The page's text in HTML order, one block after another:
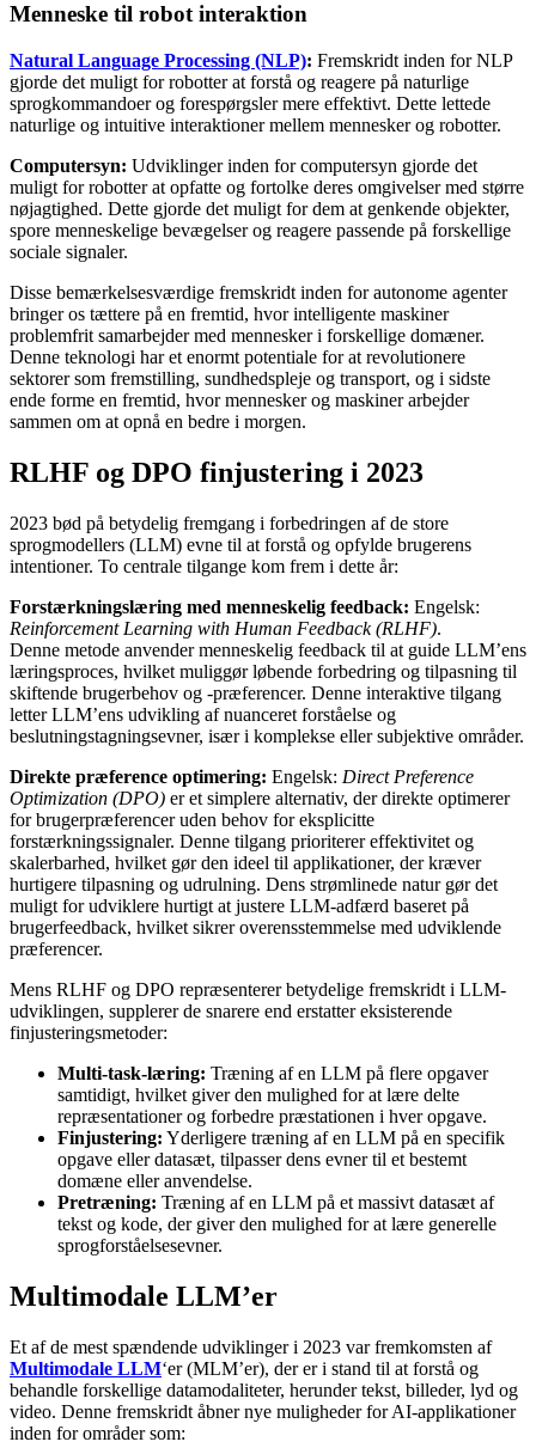
Menneske til robot interaktion
Natural Language Processing (NLP): Fremskridt inden for NLP
gjorde det muligt for robotter at forstå og reagere på naturlige
sprogkommandoer og forespørgsler mere effektivt. Dette lettede
naturlige og intuitive interaktioner mellem mennesker og robotter.
Computersyn: Udviklinger inden for computersyn gjorde det
muligt for robotter at opfatte og fortolke deres omgivelser med større
nøjagtighed. Dette gjorde det muligt for dem at genkende objekter,
spore menneskelige bevægelser og reagere passende på forskellige
sociale signaler.
Disse bemærkelsesværdige fremskridt inden for autonome agenter
bringer os tættere på en fremtid, hvor intelligente maskiner
problemfrit samarbejder med mennesker i forskellige domæner.
Denne teknologi har et enormt potentiale for at revolutionere
sektorer som fremstilling, sundhedspleje og transport, og i sidste
ende forme en fremtid, hvor mennesker og maskiner arbejder
sammen om at opnå en bedre i morgen.
RLHF og DPO finjustering i 2023
2023 bød på betydelig fremgang i forbedringen af de store
sprogmodellers (LLM) evne til at forstå og opfylde brugerens
intentioner. To centrale tilgange kom frem i dette år:
Forstærkningslæring med menneskelig feedback: Engelsk:
Reinforcement Learning with Human Feedback (RLHF).
Denne metode anvender menneskelig feedback til at guide LLM’ens
læringsproces, hvilket muliggør løbende forbedring og tilpasning til
skiftende brugerbehov og -præferencer. Denne interaktive tilgang
letter LLM’ens udvikling af nuanceret forståelse og
beslutningstagningsevner, især i komplekse eller subjektive områder.
Direkte præference optimering: Engelsk: Direct Preference
Optimization (DPO) er et simplere alternativ, der direkte optimerer
for brugerpræferencer uden behov for eksplicitte
forstærkningssignaler. Denne tilgang prioriterer effektivitet og
skalerbarhed, hvilket gør den ideel til applikationer, der kræver
hurtigere tilpasning og udrulning. Dens strømlinede natur gør det
muligt for udviklere hurtigt at justere LLM-adfærd baseret på
brugerfeedback, hvilket sikrer overensstemmelse med udviklende
præferencer.
Mens RLHF og DPO repræsenterer betydelige fremskridt i LLM-
udviklingen, supplerer de snarere end erstatter eksisterende
finjusteringsmetoder:
Multi-task-læring: Træning af en LLM på flere opgaver
samtidigt, hvilket giver den mulighed for at lære delte
repræsentationer og forbedre præstationen i hver opgave.
Finjustering: Yderligere træning af en LLM på en specifik
opgave eller datasæt, tilpasser dens evner til et bestemt
domæne eller anvendelse.
Pretræning: Træning af en LLM på et massivt datasæt af
tekst og kode, der giver den mulighed for at lære generelle
sprogforståelsesevner.
Multimodale LLM’er
Et af de mest spændende udviklinger i 2023 var fremkomsten af
Multimodale LLM‘er (MLM’er), der er i stand til at forstå og
behandle forskellige datamodaliteter, herunder tekst, billeder, lyd og
video. Denne fremskridt åbner nye muligheder for AI-applikationer
inden for områder som: